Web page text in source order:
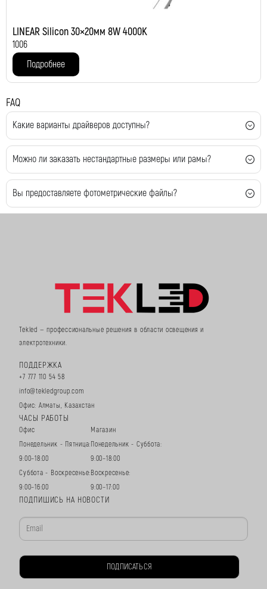
LINEAR Silicon 30×20мм 8W 4000K
1006
Подробнее
FAQ
Какие варианты драйверов доступны?
Можно ли заказать нестандартные размеры или рамы?
Вы предоставляете фотометрические файлы?
Tekled — профессиональные решения в области освещения и
электротехники.
ПОДДЕРЖКА
+7 777 110 54 58
info@tekledgroup.com
Офис: Алматы, Казахстан
ЧАСЫ РАБОТЫ
Офис
Понедельник - Пятница:
9:00–18:00
Суббота - Воскресенье:
9:00–16:00
Магазин
Понедельник - Суббота:
9:00–18:00
Воскресенье:
9:00–17:00
ПОДПИШИСЬ НА НОВОСТИ
ПОДПИСАТЬСЯ